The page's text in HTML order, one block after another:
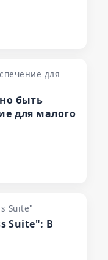
для
быть
для малого
Suite"
Suite": В